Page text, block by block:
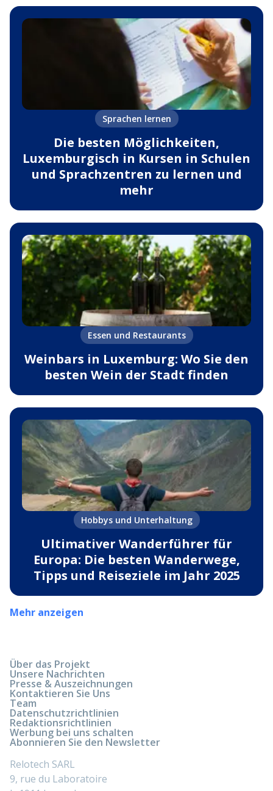
Sprachen lernen
Die besten Möglichkeiten,
Luxemburgisch in Kursen in Schulen
und Sprachzentren zu lernen und
mehr
Essen und Restaurants
Weinbars in Luxemburg: Wo Sie den
besten Wein der Stadt finden
Hobbys und Unterhaltung
Ultimativer Wanderführer für
Europa: Die besten Wanderwege,
Tipps und Reiseziele im Jahr 2025
Mehr anzeigen
Über das Projekt
Unsere Nachrichten
Presse & Auszeichnungen
Kontaktieren Sie Uns
Team
Datenschutzrichtlinien
Redaktionsrichtlinien
Werbung bei uns schalten
Abonnieren Sie den Newsletter
Relotech SARL
9, rue du Laboratoire